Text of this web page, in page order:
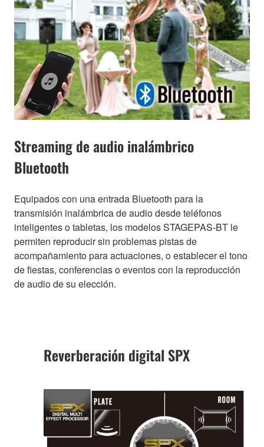
Streaming de audio inalámbrico
Bluetooth
Equipados con una entrada Bluetooth para la
transmisión inalámbrica de audio desde teléfonos
inteligentes o tabletas, los modelos STAGEPAS-BT le
permiten reproducir sin problemas pistas de
acompañamiento para actuaciones, o establecer el tono
de fiestas, conferencias o eventos con la reproducción
de audio de su elección.
Reverberación digital SPX